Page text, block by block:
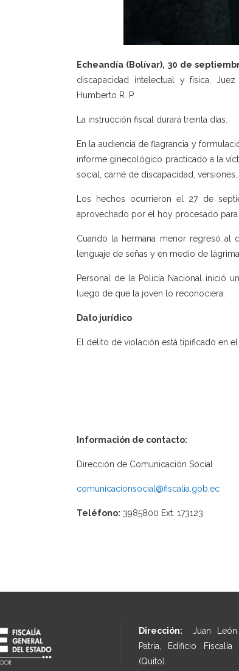
Echeandía (Bolívar), 30 de
discapacidad intelectual y física,
Humberto R. P.
La instrucción fiscal durará treinta días.
En la audiencia de flagrancia y
informe ginecológico practicado a la
social, carné de discapacidad,
Los hechos ocurrieron el 27 de
aprovechado por el hoy procesado
Cuando la hermana menor regresó
lenguaje de señas y en medio de
Personal de la Policía Nacional inició
luego de que la joven lo reconociera.
Dato jurídico
El delito de violación está tipificado en
Información de contacto:
Dirección de Comunicación Social
comunicacionsocial@fiscalia.gob.ec
Teléfono: 3985800 Ext. 173123
Dirección: Juan
Patria, Edificio
(Quito).